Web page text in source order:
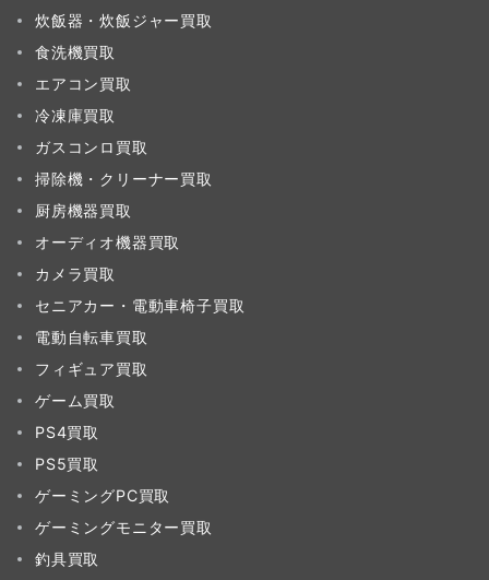
炊飯器・炊飯ジャー買取
食洗機買取
エアコン買取
冷凍庫買取
ガスコンロ買取
掃除機・クリーナー買取
厨房機器買取
オーディオ機器買取
カメラ買取
セニアカー・電動車椅子買取
電動自転車買取
フィギュア買取
ゲーム買取
PS4買取
PS5買取
ゲーミングPC買取
ゲーミングモニター買取
釣具買取